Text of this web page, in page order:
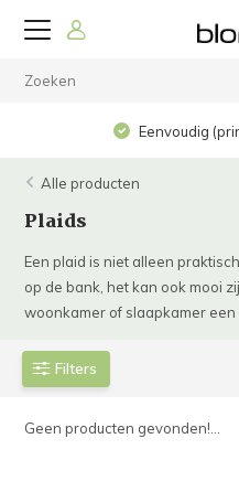
Eenvoudig
Alle producten
Plaids
Een plaid is niet alleen
op de bank, het kan ook mooi
woonkamer of slaapkamer een
Filters
Geen producten gevonden!...